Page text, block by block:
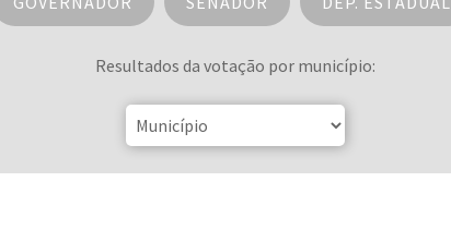
Resultados da votação por município: